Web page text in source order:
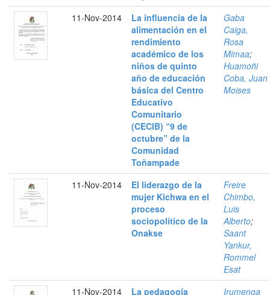
11-Nov-2014
La influencia de la
alimentación en el
rendimiento
académico de los
niños de quinto
año de educación
básica del Centro
Educativo
Comunitario
(CECIB) “9 de
octubre” de la
Comunidad
Toñampade
Gaba
Caiga,
Rosa
Mimaa;
Huamoñi
Coba, Juan
Moises
11-Nov-2014
El liderazgo de la
mujer Kichwa en el
proceso
sociopolítico de la
Onakse
Freire
Chimbo,
Luis
Alberto;
Saant
Yankur,
Rommel
Esat
11-Nov-2014
La pedagogía Irumenga